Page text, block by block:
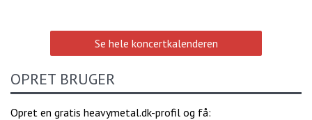
Se hele koncertkalenderen
OPRET BRUGER
Opret en gratis heavymetal.dk-profil og få: